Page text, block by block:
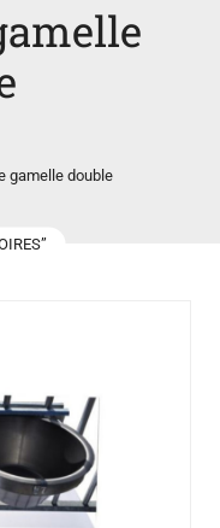
gamelle double